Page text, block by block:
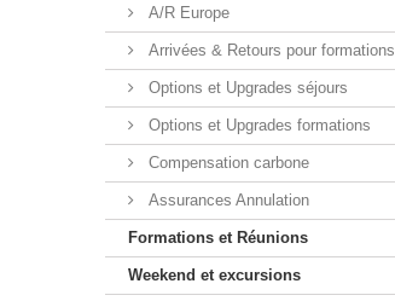
A/R Europe
Arrivées & Retours pour formations
Options et Upgrades séjours
Options et Upgrades formations
Compensation carbone
Assurances Annulation
Formations et Réunions
Weekend et excursions